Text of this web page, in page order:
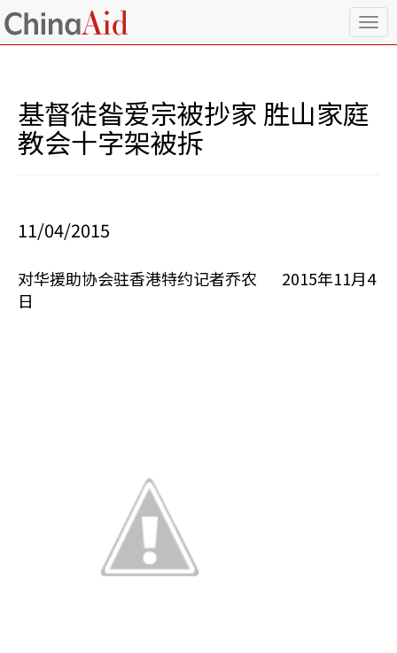
T
o
n
o
n
基督徒昝爱宗被抄家 胜山家庭
教会十字架被拆
11/04/2015
对华援助协会驻香港特约记者乔农 2015年11月4
日